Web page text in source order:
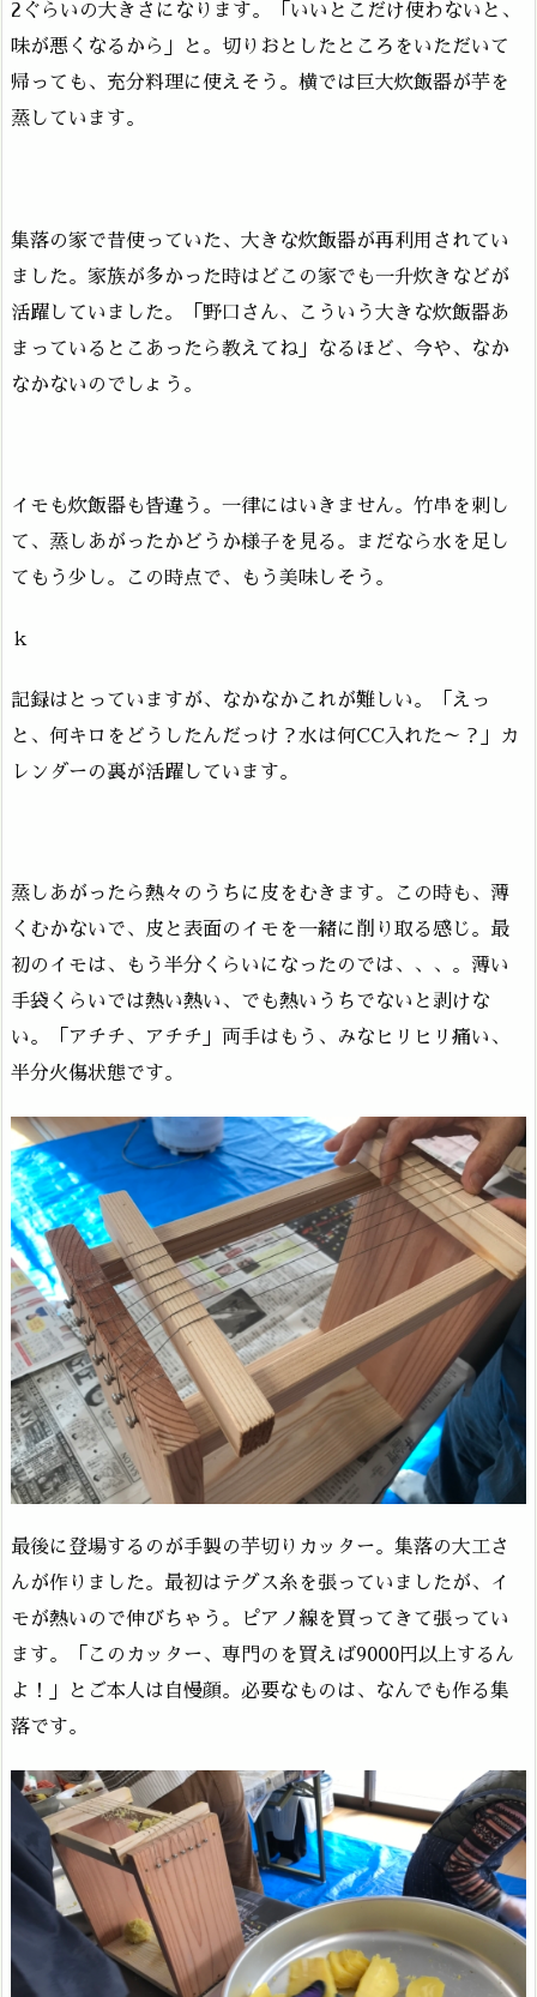
2ぐらいの大きさになります。「いいとこだけ使わないと、
味が悪くなるから」と。切りおとしたところをいただいて
帰っても、充分料理に使えそう。横では巨大炊飯器が芋を
蒸しています。
集落の家で昔使っていた、大きな炊飯器が再利用されてい
ました。家族が多かった時はどこの家でも一升炊きなどが
活躍していました。「野口さん、こういう大きな炊飯器あ
まっているとこあったら教えてね」なるほど、今や、なか
なかないのでしょう。
イモも炊飯器も皆違う。一律にはいきません。竹串を刺し
て、蒸しあがったかどうか様子を見る。まだなら水を足し
てもう少し。この時点で、もう美味しそう。
ｋ
記録はとっていますが、なかなかこれが難しい。「えっ
と、何キロをどうしたんだっけ？水は何CC入れた～？」カ
レンダーの裏が活躍しています。
蒸しあがったら熱々のうちに皮をむきます。この時も、薄
くむかないで、皮と表面のイモを一緒に削り取る感じ。最
初のイモは、もう半分くらいになったのでは、、、。薄い
手袋くらいでは熱い熱い、でも熱いうちでないと剥けな
い。「アチチ、アチチ」両手はもう、みなヒリヒリ痛い、
半分火傷状態です。
最後に登場するのが手製の芋切りカッター。集落の大工さ
んが作りました。最初はテグス糸を張っていましたが、イ
モが熱いので伸びちゃう。ピアノ線を買ってきて張ってい
ます。「このカッター、専門のを買えば9000円以上するん
よ！」とご本人は自慢顔。必要なものは、なんでも作る集
落です。